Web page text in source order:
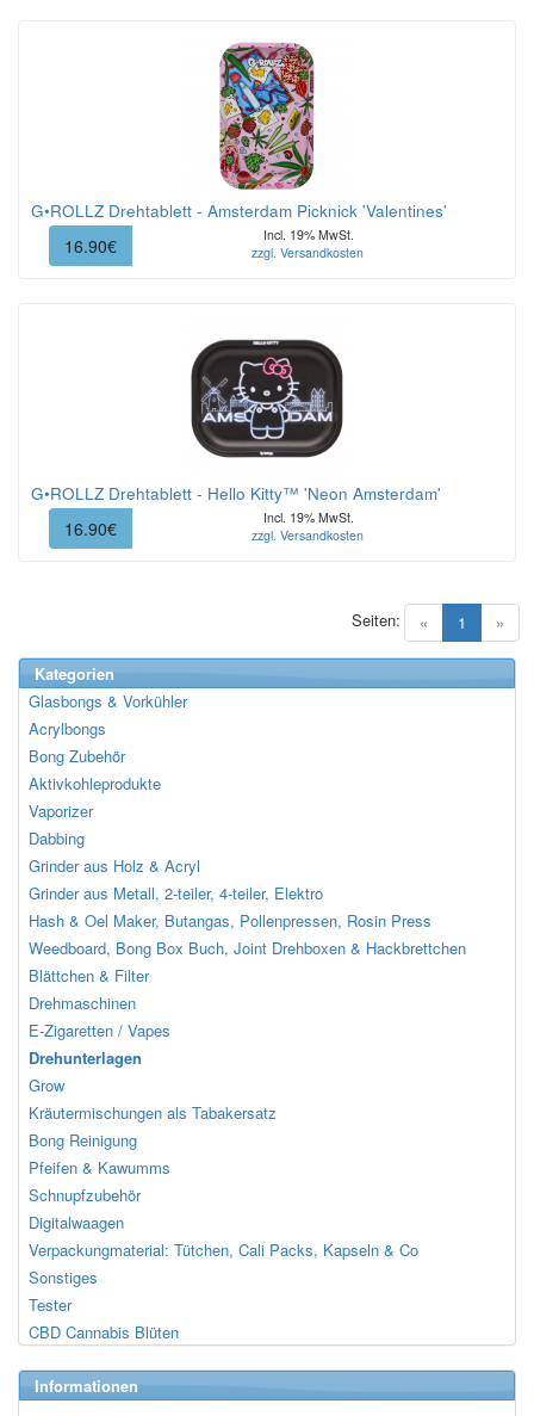
G•ROLLZ Drehtablett - Amsterdam Picknick 'Valentines'
16.90€
Incl. 19% MwSt.
zzgl. Versandkosten
G•ROLLZ Drehtablett - Hello Kitty™ 'Neon Amsterdam'
16.90€
Incl. 19% MwSt.
zzgl. Versandkosten
« 1 (current)
»
Seiten:
Kategorien
Glasbongs & Vorkühler
Acrylbongs
Bong Zubehör
Aktivkohleprodukte
Vaporizer
Dabbing
Grinder aus Holz & Acryl
Grinder aus Metall, 2-teiler, 4-teiler, Elektro
Hash & Oel Maker, Butangas, Pollenpressen, Rosin Press
Weedboard, Bong Box Buch, Joint Drehboxen & Hackbrettchen
Blättchen & Filter
Drehmaschinen
E-Zigaretten / Vapes
Drehunterlagen
Grow
Kräutermischungen als Tabakersatz
Bong Reinigung
Pfeifen & Kawumms
Schnupfzubehör
Digitalwaagen
Verpackungmaterial: Tütchen, Cali Packs, Kapseln & Co
Sonstiges
Tester
CBD Cannabis Blüten
Informationen